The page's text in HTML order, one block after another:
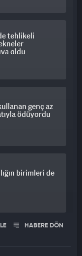
tehlikeli
oldu
genç az
ödüyordu
birimleri de
HABERE DÖN